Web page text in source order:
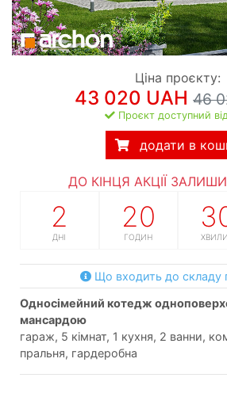
Ціна проєкту:
43 020 UAH 46
Проєкт доступний
додати в
ДО КІНЦЯ АКЦІЇ
2
ДНІ
20
ГОДИН
Що входить до складу
односімейний котедж одноповерховий з житловою
мансардою
гараж, 5 кімнат, 1 кухня, 2 ванни,
пральня, гардеробна